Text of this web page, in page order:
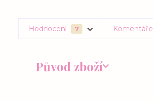
Hodnocení 7 Komentáře
Původ zboží